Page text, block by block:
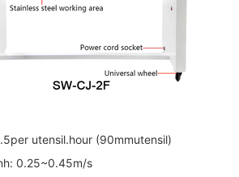
utensil.hour (90mmutensil)
0.25~0.45m/s